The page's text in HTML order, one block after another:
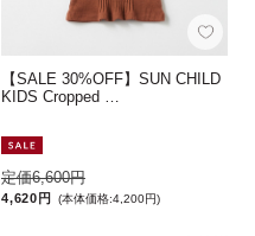
【SALE 30%OFF】SUN CHILD
KIDS Cropped …
定価6,600円
4,620円 (本体価格:4,200円)